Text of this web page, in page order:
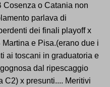
Cosenza o Catania non
parlava di
dei finali playoff x
e Pisa.(erano due i
ai toscani in graduatoria e
dal ripescaggio
C2) x presunti.... Meritivi